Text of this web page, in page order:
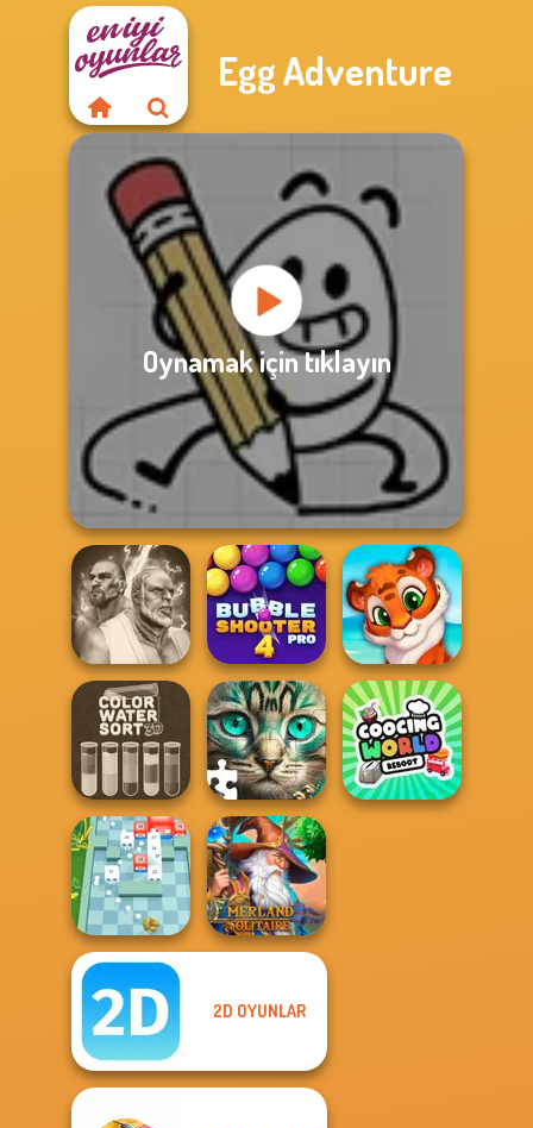
Egg Adventure
Oynamak için tıklayın
Fighter Legends
Bubble Shooter
Pro 4
Mosaic Artimo
Color Water Sort
3D
Favorite Puzzles
Break n Bounce
Emerland
2D OYUNLAR